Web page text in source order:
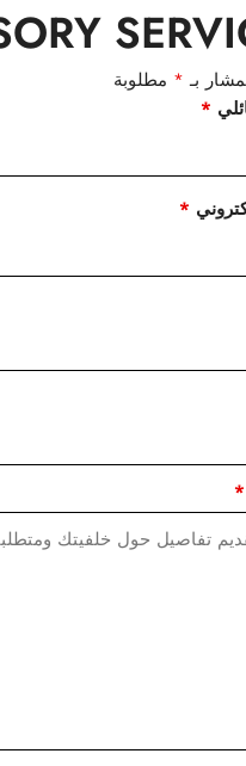
بـ * مطلوبة
*
*
*